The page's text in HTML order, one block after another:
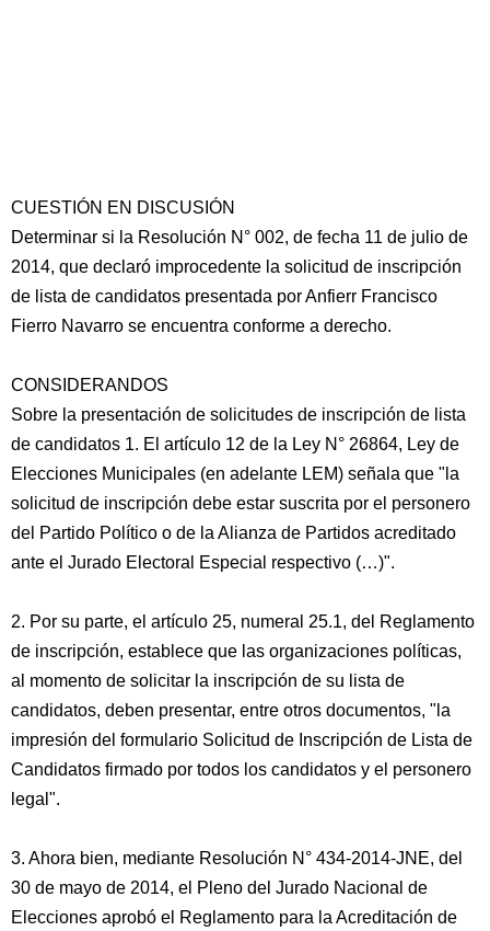
CUESTIÓN EN DISCUSIÓN
Determinar si la Resolución N° 002, de fecha 11 de julio de
2014, que declaró improcedente la solicitud de inscripción
de lista de candidatos presentada por Anfierr Francisco
Fierro Navarro se encuentra conforme a derecho.
CONSIDERANDOS
Sobre la presentación de solicitudes de inscripción de lista
de candidatos 1. El artículo 12 de la Ley N° 26864, Ley de
Elecciones Municipales (en adelante LEM) señala que "la
solicitud de inscripción debe estar suscrita por el personero
del Partido Político o de la Alianza de Partidos acreditado
ante el Jurado Electoral Especial respectivo (…)".
2. Por su parte, el artículo 25, numeral 25.1, del Reglamento
de inscripción, establece que las organizaciones políticas,
al momento de solicitar la inscripción de su lista de
candidatos, deben presentar, entre otros documentos, "la
impresión del formulario Solicitud de Inscripción de Lista de
Candidatos firmado por todos los candidatos y el personero
legal".
3. Ahora bien, mediante Resolución N° 434-2014-JNE, del
30 de mayo de 2014, el Pleno del Jurado Nacional de
Elecciones aprobó el Reglamento para la Acreditación de